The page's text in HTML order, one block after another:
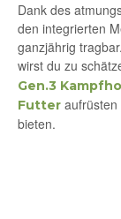
Dank des
den integrierten
ganzjährig
wirst du zu
Gen.3
Futter aufrüsten
bieten.